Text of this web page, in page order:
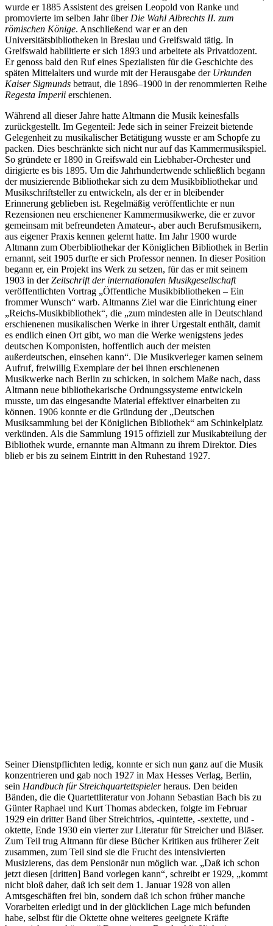
wurde er 1885 Assistent des greisen Leopold von Ranke und
promovierte im selben Jahr über Die Wahl Albrechts II. zum
römischen Könige. Anschließend war er an den
Universitätsbibliotheken in Breslau und Greifswald tätig. In
Greifswald habilitierte er sich 1893 und arbeitete als Privatdozent.
Er genoss bald den Ruf eines Spezialisten für die Geschichte des
späten Mittelalters und wurde mit der Herausgabe der Urkunden
Kaiser Sigmunds betraut, die 1896–1900 in der renommierten Reihe
Regesta Imperii erschienen.
Während all dieser Jahre hatte Altmann die Musik keinesfalls
zurückgestellt. Im Gegenteil: Jede sich in seiner Freizeit bietende
Gelegenheit zu musikalischer Betätigung wusste er am Schopfe zu
packen. Dies beschränkte sich nicht nur auf das Kammermusikspiel.
So gründete er 1890 in Greifswald ein Liebhaber-Orchester und
dirigierte es bis 1895. Um die Jahrhundertwende schließlich begann
der musizierende Bibliothekar sich zu dem Musikbibliothekar und
Musikschriftsteller zu entwickeln, als der er in bleibender
Erinnerung geblieben ist. Regelmäßig veröffentlichte er nun
Rezensionen neu erschienener Kammermusikwerke, die er zuvor
gemeinsam mit befreundeten Amateur-, aber auch Berufsmusikern,
aus eigener Praxis kennen gelernt hatte. Im Jahr 1900 wurde
Altmann zum Oberbibliothekar der Königlichen Bibliothek in Berlin
ernannt, seit 1905 durfte er sich Professor nennen. In dieser Position
begann er, ein Projekt ins Werk zu setzen, für das er mit seinem
1903 in derZeitschrift der internationalen Musikgesellschaft
veröffentlichten Vortrag „Öffentliche Musikbibliotheken – Ein
frommer Wunsch“ warb. Altmanns Ziel war die Einrichtung einer
„Reichs-Musikbibliothek“, die „zum mindesten alle in Deutschland
erschienenen musikalischen Werke in ihrer Urgestalt enthält, damit
es endlich einen Ort gibt, wo man die Werke wenigstens jedes
deutschen Komponisten, hoffentlich auch der meisten
außerdeutschen, einsehen kann“. Die Musikverleger kamen seinem
Aufruf, freiwillig Exemplare der bei ihnen erschienenen
Musikwerke nach Berlin zu schicken, in solchem Maße nach, dass
Altmann neue bibliothekarische Ordnungssysteme entwickeln
musste, um das eingesandte Material effektiver einarbeiten zu
können. 1906 konnte er die Gründung der „Deutschen
Musiksammlung bei der Königlichen Bibliothek“ am Schinkelplatz
verkünden. Als die Sammlung 1915 offiziell zur Musikabteilung der
Bibliothek wurde, ernannte man Altmann zu ihrem Direktor. Dies
blieb er bis zu seinem Eintritt in den Ruhestand 1927.
Seiner Dienstpflichten ledig, konnte er sich nun ganz auf die Musik
konzentrieren und gab noch 1927 in Max Hesses Verlag, Berlin,
sein Handbuch für Streichquartettspielerheraus. Den beiden
Bänden, die die Quartettliteratur von Johann Sebastian Bach bis zu
Günter Raphael und Kurt Thomas abdecken, folgte im Februar
1929 ein dritter Band über Streichtrios, -quintette, -sextette, und -
oktette, Ende 1930 ein vierter zur Literatur für Streicher und Bläser.
Zum Teil trug Altmann für diese Bücher Kritiken aus früherer Zeit
zusammen, zum Teil sind sie die Frucht des intensivierten
Musizierens, das dem Pensionär nun möglich war. „Daß ich schon
jetzt diesen [dritten] Band vorlegen kann“, schreibt er 1929, „kommt
nicht bloß daher, daß ich seit dem 1. Januar 1928 von allen
Amtsgeschäften frei bin, sondern daß ich schon früher manche
Vorarbeiten erledigt und in der glücklichen Lage mich befunden
habe, selbst für die Oktette ohne weiteres geeignete Kräfte